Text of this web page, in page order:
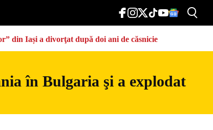
din Iași a divorţat după doi ani de căsnicie
în Bulgaria şi a explodat